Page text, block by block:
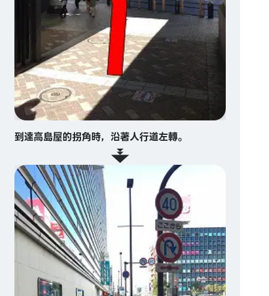
到達高島屋的拐角時，沿著人行道左轉。